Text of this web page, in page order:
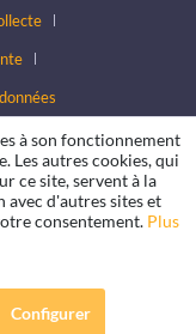
à son fonctionnement
Les autres cookies, qui
ce site, servent à la
d'autres sites et
consentement. Plus
Configurer